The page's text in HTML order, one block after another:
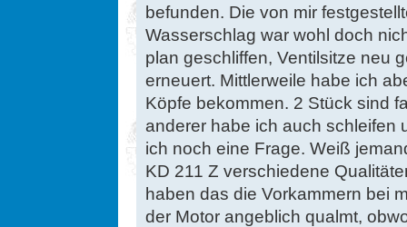
befunden. Die von mir
Wasserschlag war wohl doch
plan geschliffen, Ventilsitze neu
erneuert. Mittlerweile habe ich
Köpfe bekommen. 2 Stück sind
anderer habe ich auch schleifen
ich noch eine Frage. Weiß
KD 211 Z verschiedene
haben das die Vorkammern bei
der Motor angeblich qualmt,